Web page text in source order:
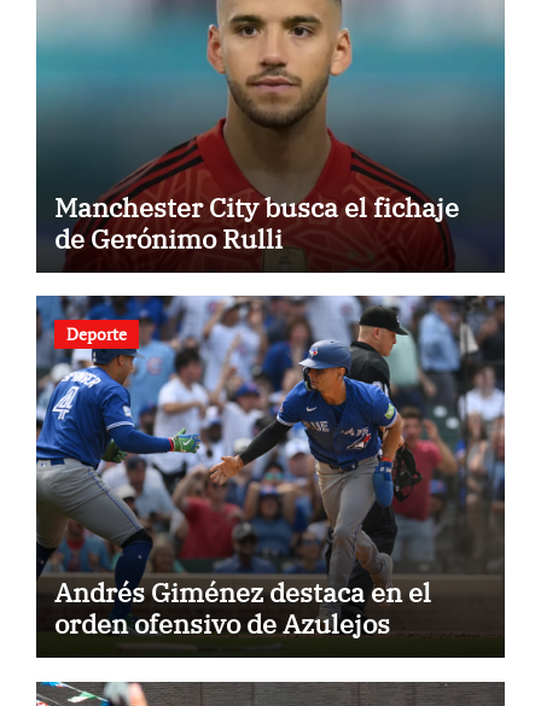
Manchester City busca el fichaje
de Gerónimo Rulli
Deporte
Andrés Giménez destaca en el
orden ofensivo de Azulejos